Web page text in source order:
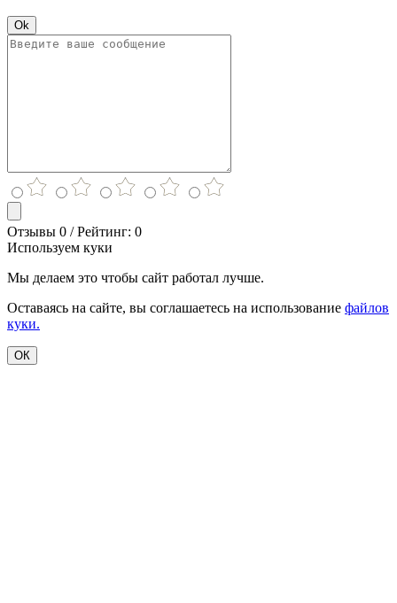
Ok
Отзывы 0 / Рейтинг: 0
Используем куки
Мы делаем это чтобы сайт работал лучше.
Оставаясь на сайте, вы соглашаетесь на использование файлов
куки.
ОК